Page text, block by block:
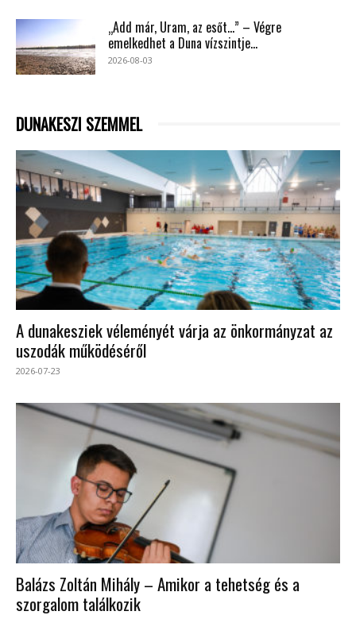
„Add már, Uram, az esőt…” – Végre
emelkedhet a Duna vízszintje...
2026-08-03
DUNAKESZI SZEMMEL
A dunakesziek véleményét várja az önkormányzat az
uszodák működéséről
2026-07-23
Balázs Zoltán Mihály – Amikor a tehetség és a
szorgalom találkozik